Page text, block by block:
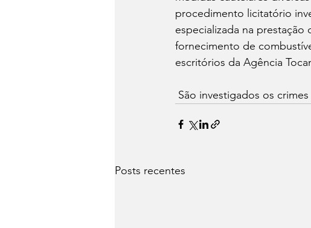
procedimento licitatório
especializada na
fornecimento de
escritórios da Agência
São investigados os
Posts recentes